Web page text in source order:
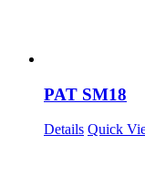
PAT SM18
Details Quick